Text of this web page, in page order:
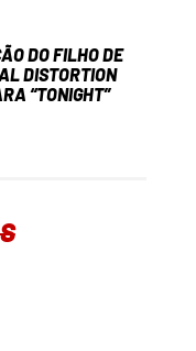
DO FILHO DE
DISTORTION
“TONIGHT”